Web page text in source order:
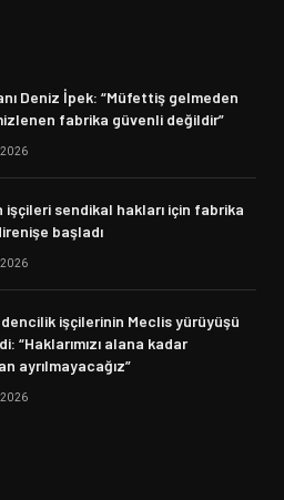
Deniz İpek: “Müfettiş gelmeden
fabrika güvenli değildir”
2026
işçileri sendikal hakları için fabrika
başladı
2026
işçilerinin Meclis yürüyüşü
“Haklarımızı alana kadar
ayrılmayacağız”
2026